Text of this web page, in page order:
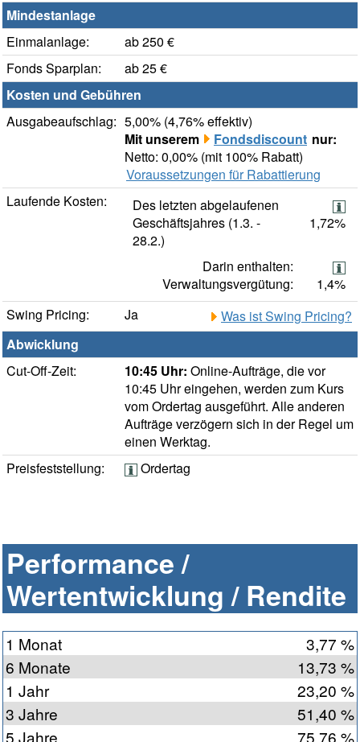
Mindestanlage
Einmalanlage:
ab 250 €
Fonds Sparplan:
ab 25 €
Kosten und Gebühren
Ausgabeaufschlag: 5,00% (4,76% effektiv)
Mit unserem
Fondsdiscount nur:
Netto: 0,00% (mit 100% Rabatt)
Voraussetzungen für Rabattierung
Laufende Kosten:
Des letzten abgelaufenen
Geschäftsjahres (1.3. -
28.2.)
1,72%
Darin enthalten:
Verwaltungsvergütung:
1,4%
Swing Pricing:
Ja
Was ist Swing Pricing?
Abwicklung
Cut-Off-Zeit:
10:45 Uhr: Online-Aufträge, die vor
10:45 Uhr eingehen, werden zum Kurs
vom Ordertag ausgeführt. Alle anderen
Aufträge verzögern sich in der Regel um
einen Werktag.
Preisfeststellung:
Ordertag
Performance /
Wertentwicklung / Rendite
1 Monat
3,77 %
6 Monate
13,73 %
1 Jahr
23,20 %
3 Jahre
51,40 %
5 Jahre
75,76 %